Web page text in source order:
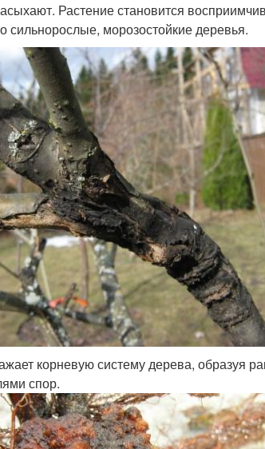
Растение становится
сильнорослые, морозостойкие деревья.
корневую систему дерева, образуя
спор.